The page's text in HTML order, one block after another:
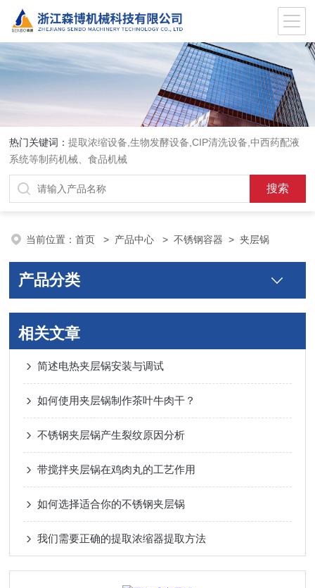
热门关键词：提取浓缩设备,生物发酵设备,CIP清洗设备,中西药配液
系统等制药机械、食品机械
当前位置：首页 > 产品中心 >不锈钢容器 >夹层锅
产品分类
相关文章
简述电热夹层锅安装与调试
如何使用夹层锅制作茶叶牛肉干？
不锈钢夹层锅产生裂纹原因分析
带搅拌夹层锅在鸡肉丸的工艺作用
如何选择适合你的不锈钢夹层锅
我们需要正确的提取浓缩器提取方法